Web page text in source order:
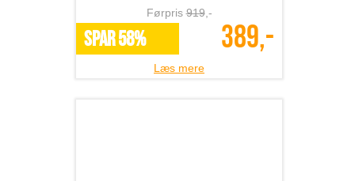
Førpris919,-
SPAR 58% 389,-
Læs mere